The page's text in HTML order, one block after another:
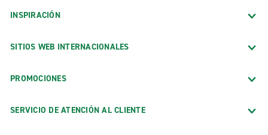
INSPIRACIÓN
SITIOS WEB INTERNACIONALES
PROMOCIONES
SERVICIO DE ATENCIÓN AL CLIENTE